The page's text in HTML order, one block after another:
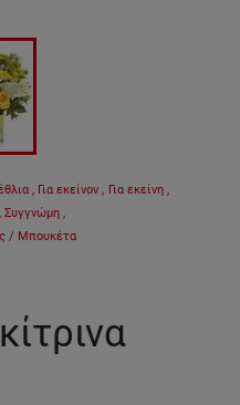
, Για εκείνον , Για εκείνη ,
, Συγγνώμη ,
/ Μπουκέτα